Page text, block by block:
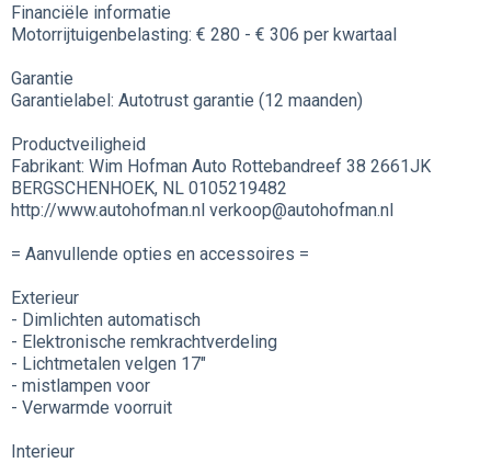
Financiële informatie
Motorrijtuigenbelasting: € 280 - € 306 per kwartaal
Garantie
Garantielabel: Autotrust garantie (12 maanden)
Productveiligheid
Fabrikant: Wim Hofman Auto Rottebandreef 38 2661JK
BERGSCHENHOEK, NL 0105219482
http://www.autohofman.nl verkoop@autohofman.nl
= Aanvullende opties en accessoires =
Exterieur
- Dimlichten automatisch
- Elektronische remkrachtverdeling
- Lichtmetalen velgen 17"
- mistlampen voor
- Verwarmde voorruit
Interieur